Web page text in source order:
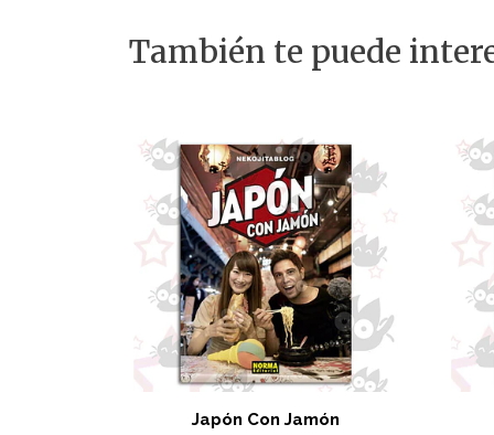
También te puede
Japón Con Jamón